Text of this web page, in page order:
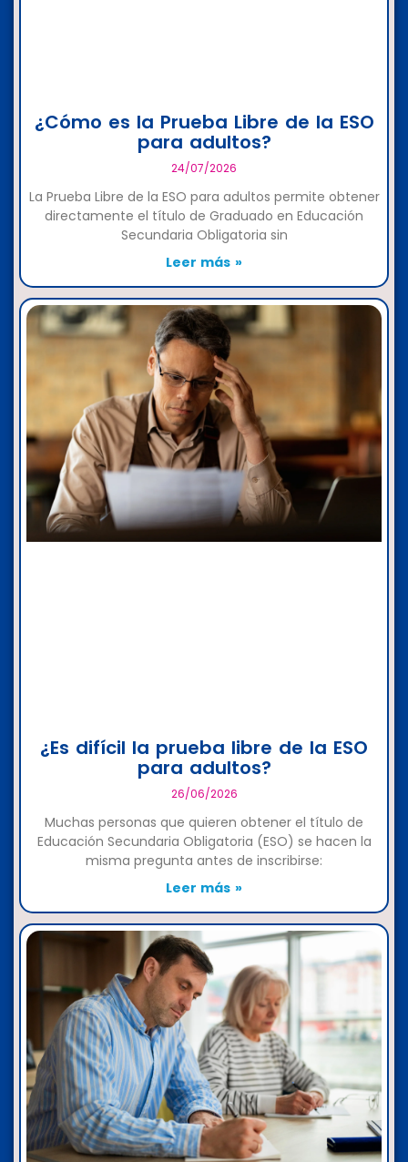
¿Cómo es la Prueba Libre de la ESO
para adultos?
24/07/2026
La Prueba Libre de la ESO para adultos permite obtener
directamente el título de Graduado en Educación
Secundaria Obligatoria sin
Leer más »
¿Es difícil la prueba libre de la ESO
para adultos?
26/06/2026
Muchas personas que quieren obtener el título de
Educación Secundaria Obligatoria (ESO) se hacen la
misma pregunta antes de inscribirse:
Leer más »